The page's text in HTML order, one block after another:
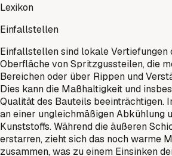
Lexikon
Einfallstellen
Einfallstellen sind lokale Vertiefungen
Oberfläche von Spritzgussteilen, die
Bereichen oder über Rippen und
Dies kann die Maßhaltigkeit und
Qualität des Bauteils beeinträchtigen.
an einer ungleichmäßigen Abkühlung
Kunststoffs. Während die äußeren
erstarren, zieht sich das noch warme
zusammen, was zu einem Einsinken